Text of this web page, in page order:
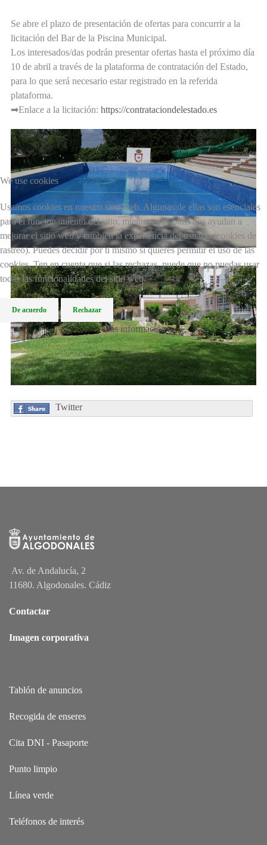
Se abre el plazo de presentación de ofertas para concurrir a la
licitación del Bar de la Piscina Municipal.
Los interesados/das podrán presentar ofertas hasta el próximo día
10 de abril a través de la plataforma de contratación del Estado,
para lo que será necesario estar registrado en la referida
plataforma.
➡Enlace a la licitación: https://contrataciondelestado.es
Twitter
Av. de Andalucía, 2
11680. Algodonales. Cádiz
Contactar
Imagen corporativa
Tablón de anuncios
Recogida de enseres
Cita DNI - Pasaporte
Punto limpio
Línea verde
Teléfonos de interés
We use cookies
Usamos cookies en nuestro sitio web. Algunas de ellas son esenciales
para el funcionamiento del sitio, mientras que otras nos ayudan a
mejorar el sitio web y también la experiencia del usuario (cookies de
rastreo). Puedes decidir por ti mismo si quieres permitir el uso de las
cookies. Ten en cuenta que si las rechazas, puede que no puedas usar
todas las funcionalidades del sitio web.
De acuerdo Rechazar
Más información